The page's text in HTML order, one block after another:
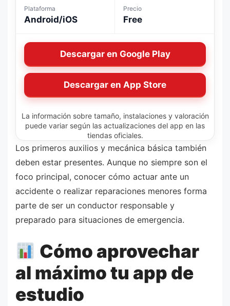
Plataforma
Android/iOS
Precio
Free
Descargar en Google Play
Descargar en App Store
La información sobre tamaño, instalaciones y valoración
puede variar según las actualizaciones del app en las
tiendas oficiales.
Los primeros auxilios y mecánica básica también
deben estar presentes. Aunque no siempre son el
foco principal, conocer cómo actuar ante un
accidente o realizar reparaciones menores forma
parte de ser un conductor responsable y
preparado para situaciones de emergencia.
Cómo aprovechar
al máximo tu app de
estudio